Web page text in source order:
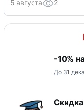
5 августа 2
-10%
До 31